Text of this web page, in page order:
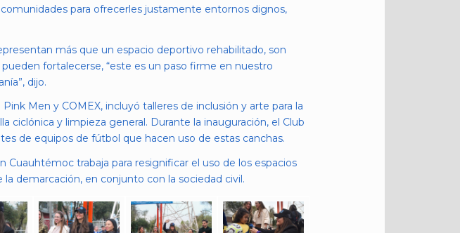
para ofrecerles justamente entornos dignos,
más que un espacio deportivo rehabilitado, son
fortalecerse, “este es un paso firme en nuestro
dijo.
Men y COMEX, incluyó talleres de inclusión y arte para la
y limpieza general. Durante la inauguración, el Club
de equipos de fútbol que hacen uso de estas canchas.
Cuauhtémoc trabaja para resignificar el uso de los espacios
demarcación, en conjunto con la sociedad civil.